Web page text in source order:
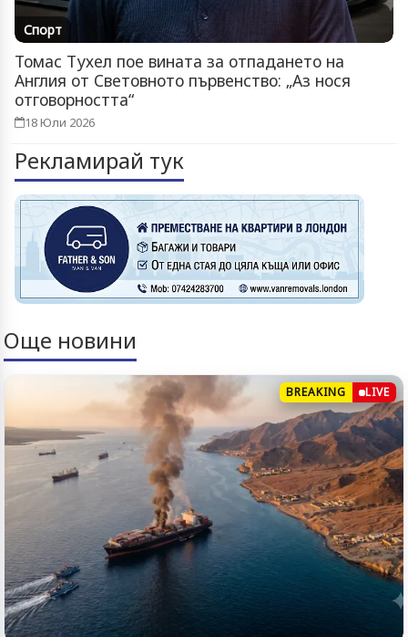
Спорт
Томас Тухел пое вината за отпадането на
Англия от Световното първенство: „Аз нося
отговорността“
18 Юли 2026
Рекламирай тук
Още новини
BREAKING LIVE